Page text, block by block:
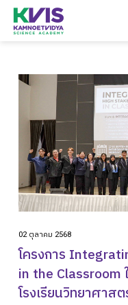
เกี่ยวกับเรา
วิจัยผลสัมฤทธิ์ทางก
ข่าวสาร
เเคมปัสไลฟ์
คอมมูนิตี้
alumni
ปฏิทินโรงเรียน
02 ตุลาคม 2568
โครงการ
in the Classroom
โรงเรียนวิทยาศาส